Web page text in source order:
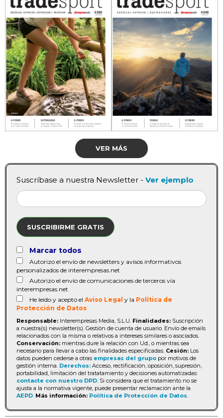
VER MÁS
Suscríbase a nuestra Newsletter - Ver ejemplo
SUSCRIBIRME GRATIS
Marcar todos
Autorizo el envío de newsletters y avisos informativos
personalizados de interempresas.net
Autorizo el envío de comunicaciones de terceros vía
interempresas.net
He leído y acepto el Aviso Legal y la Política de
Protección de Datos
Responsable: Interempresas Media, S.L.U. Finalidades: Suscripción
a nuestra(s) newsletter(s). Gestión de cuenta de usuario. Envío de emails
relacionados con la misma o relativos a intereses similares o asociados.
Conservación: mientras dure la relación con Ud., o mientras sea
necesario para llevar a cabo las finalidades especificadas. Cesión: Los
datos pueden cederse a otras empresas del grupo por motivos de
gestión interna. Derechos: Acceso, rectificación, oposición, supresión,
portabilidad, limitación del tratatamiento y decisiones automatizadas:
contacte con nuestro DPD . Si considera que el tratamiento no se
ajusta a la normativa vigente, puede presentar reclamación ante la
AEPD Más información: Política de Protección de Datos